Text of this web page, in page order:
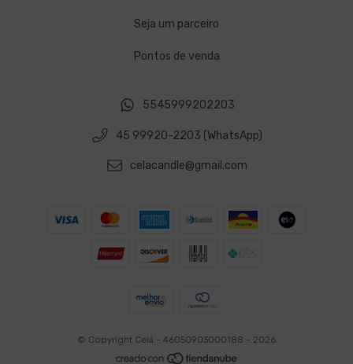
Seja um parceiro
Pontos de venda
5545999202203
45 99920-2203 (WhatsApp)
celacandle@gmail.com
© Copyright Celá - 46050903000188 - 2026